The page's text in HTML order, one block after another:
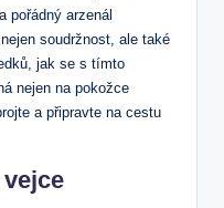
pořádný arzenál
soudržnost, ale také
jak se s tímto
nejen na pokožce
a připravte na cestu